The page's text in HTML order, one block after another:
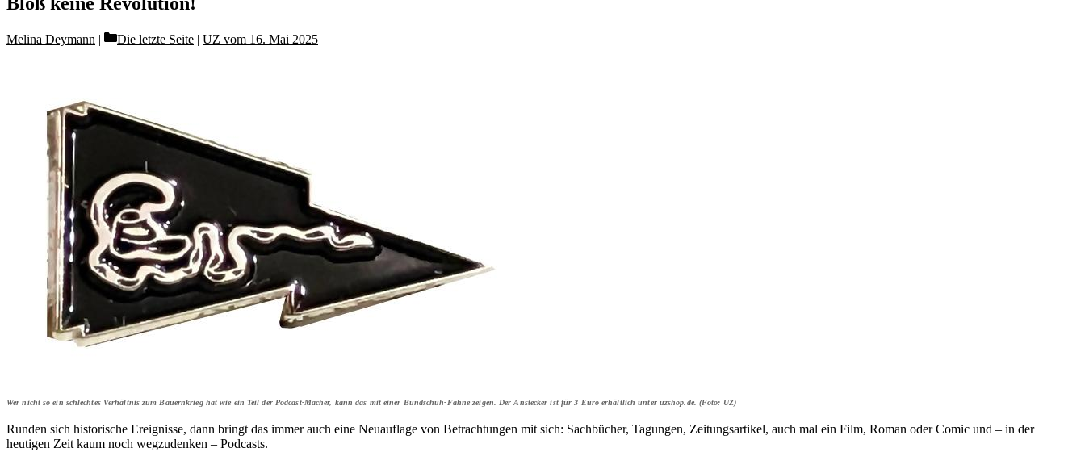
Melina Deymann Categories
Die letzte Seite | UZ vom 16. Mai 2025
Wer nicht so ein schlechtes Verhältnis zum Bauernkrieg hat wie ein Teil der Pod­cast-Macher, kann das mit einer Bundschuh-Fahne zeigen. Der Anstecker ist für 3 Euro erhältlich unter uzshop.de. (Foto: UZ)
Runden sich historische Ereignisse, dann bringt das immer auch eine Neuauflage von Betrachtungen mit sich: Sachbücher, Tagungen, Zeitungsartikel, auch mal ein Film, Roman oder Comic und – in der
heutigen Zeit kaum noch wegzudenken – Podcasts.